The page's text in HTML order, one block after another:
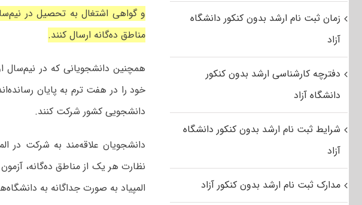
مناطق ده‌گانه ارسال کنند.
خود را در هفت ترم به پایان
دانشجویی کشور شرکت کنند.
دانشجویان علاقه‌مند به شرکت در
نظارت هر یک از مناطق ده‌گانه،
المپیاد به صورت جداگانه به
زمان ثبت نام ارشد بدون کنکور دانشگاه
آزاد
دفترچه کارشناسی ارشد بدون کنکور
دانشگاه آزاد
شرایط ثبت نام ارشد بدون کنکور دانشگاه
آزاد
مدارک ثبت نام ارشد بدون کنکور آزاد